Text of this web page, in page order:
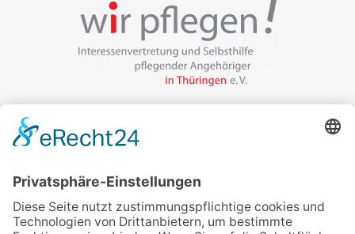
Veranstalter:
wir pflegen in Thüringen e.V.
99085 Erfurt
Email schreiben